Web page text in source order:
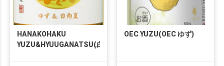
HANAKOHAKU
YUZU&HYUUGANATSU(白
OEC YUZU(OEC ゆず)